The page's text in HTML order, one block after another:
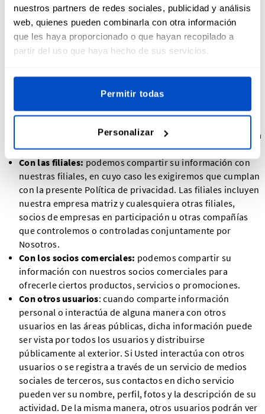
nuestros partners de redes sociales, publicidad y análisis
web, quienes pueden combinarla con otra información
que les haya proporcionado o que hayan recopilado a
partir del uso que haya hecho de sus servicios.
Permitir todas
Personalizar
Con los Prestadores de servicios:podemos compartir su
información personal con los Prestadores de servicios
para hacer un seguimiento y análisis del uso de nuestro
Servicio, para anunciarnos en sitios web de terceros tras
pagos y para ponernos en contacto con Usted.
Para los traspasos de Empresa:podemos compartir o
transferir su información personal en relación con, o
activos de la Compañía, financiación o adquisición de toda
o una parte de nuestra Empresa por otra compañía.
Con las filiales:podemos compartir su información con
nuestras filiales, en cuyo caso les exigiremos que cumplan
con la presente Política de privacidad. Las filiales incluyen
nuestra empresa matriz y cualesquiera otras filiales,
socios de empresas en participación u otras compañías
que controlemos o controladas conjuntamente por
Nosotros.
Con los socios comerciales: podemos compartir su
información con nuestros socios comerciales para
ofrecerle ciertos productos, servicios o promociones.
Con otros usuarios: cuando comparte información
personal o interactúa de alguna manera con otros
usuarios en las áreas públicas, dicha información puede
ser vista por todos los usuarios y distribuirse
públicamente al exterior. Si Usted interactúa con otros
usuarios o se registra a través de un servicio de medios
sociales de terceros, sus contactos en dicho servicio
pueden ver su nombre, perfil, fotos y la descripción de su
actividad. De la misma manera, otros usuarios podrán ver